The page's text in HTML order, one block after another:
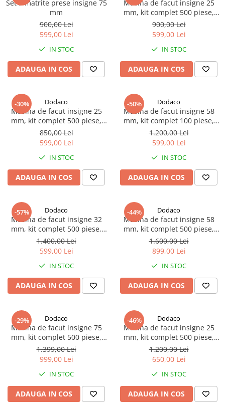
Set 3 matrite prese insigne 75
mm
900,00 Lei
599,00 Lei
IN STOC
ADAUGA IN COS
Masina de facut insigne 25
mm, kit complet 500 piese,
matrita inclusa, ideal pentru
branding, cadouri
personalizate si proiecte DIY
900,00 Lei
599,00 Lei
IN STOC
ADAUGA IN COS
-30% Dodaco
Masina de facut insigne 25
mm, kit complet 500 piese,
matrita inclusa, ideal pentru
branding, activitati creative si
proiecte DIY
850,00 Lei
599,00 Lei
IN STOC
ADAUGA IN COS
-50% Dodaco
Masina de facut insigne 58
mm, kit complet 100 piese,
matrita inclusa, ideal pentru
branding, activitati creative si
proiecte DIY
1.200,00 Lei
599,00 Lei
IN STOC
ADAUGA IN COS
-57% Dodaco
Masina de facut insigne 32
mm, kit complet 500 piese,
matrita inclusa, ideal pentru
branding, activitati creative si
proiecte DIY
1.400,00 Lei
599,00 Lei
IN STOC
ADAUGA IN COS
-44% Dodaco
Masina de facut insigne 58
mm, kit complet 500 piese,
matrita inclusa, maner
ergonomic, ideal pentru
branding, activitati creative si
proiecte DIY
1.600,00 Lei
899,00 Lei
IN STOC
ADAUGA IN COS
-29% Dodaco
Masina de facut insigne 75
mm, kit complet 500 piese,
matrita inclusa, maner
ergonomic, ideal pentru
branding, afise rotunde,
activitati creative si proiecte
DIY
1.399,00 Lei
999,00 Lei
IN STOC
ADAUGA IN COS
-46% Dodaco
Masina de facut insigne 25
mm, kit complet 500 piese,
matrita inclusa, maner
ergonomic, ideal pentru
branding, scoli, evenimente si
proiecte DIY
1.200,00 Lei
650,00 Lei
IN STOC
ADAUGA IN COS